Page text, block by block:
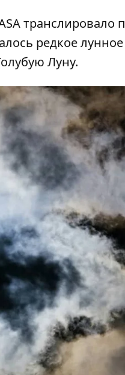
транслировало
редкое
Луну.